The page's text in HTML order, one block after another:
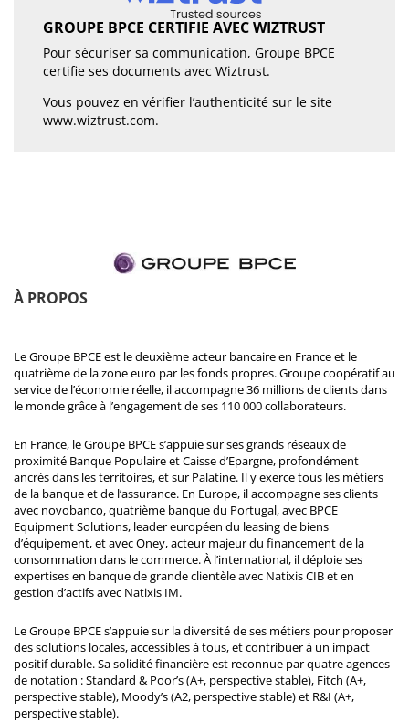
GROUPE BPCE CERTIFIE AVEC WIZTRUST
Pour sécuriser sa communication, Groupe BPCE
certifie ses documents avec Wiztrust.
Vous pouvez en vérifier l’authenticité sur le site
www.wiztrust.com.
À PROPOS
Le Groupe BPCE est le deuxième acteur bancaire en France et le
quatrième de la zone euro par les fonds propres. Groupe coopératif au
service de l’économie réelle, il accompagne 36 millions de clients dans
le monde grâce à l’engagement de ses 110 000 collaborateurs.
En France, le Groupe BPCE s’appuie sur ses grands réseaux de
proximité Banque Populaire et Caisse d’Epargne, profondément
ancrés dans les territoires, et sur Palatine. Il y exerce tous les métiers
de la banque et de l’assurance. En Europe, il accompagne ses clients
avec novobanco, quatrième banque du Portugal, avec BPCE
Equipment Solutions, leader européen du leasing de biens
d’équipement, et avec Oney, acteur majeur du financement de la
consommation dans le commerce. À l’international, il déploie ses
expertises en banque de grande clientèle avec Natixis CIB et en
gestion d’actifs avec Natixis IM.
Le Groupe BPCE s’appuie sur la diversité de ses métiers pour proposer
des solutions locales, accessibles à tous, et contribuer à un impact
positif durable. Sa solidité financière est reconnue par quatre agences
de notation : Standard & Poor’s (A+, perspective stable), Fitch (A+,
perspective stable), Moody’s (A2, perspective stable) et R&I (A+,
perspective stable).